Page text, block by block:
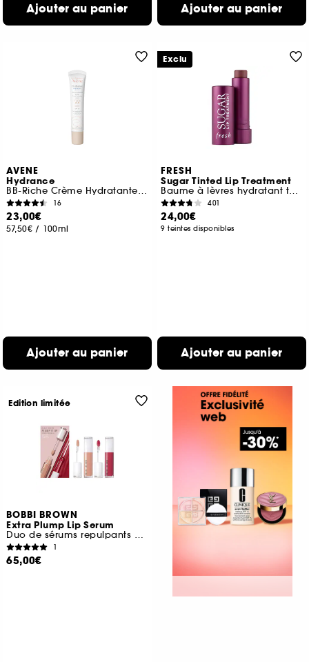
Ajouter au panier Ajouter au panier
AVENE
Hydrance
BB-Riche Crème Hydratante Teintée
16
23,00€
57,50€ / 100ml
Ajouter au panier
FRESH
Sugar Tinted Lip Treatment
Baume à lèvres hydratant teinté
401
24,00€
9 teintes disponibles
Ajouter au panier
Exclu
BOBBI BROWN
Extra Plump Lip Serum
Duo de sérums repulpants pour les lèvres
1
65,00€
Edition limitée